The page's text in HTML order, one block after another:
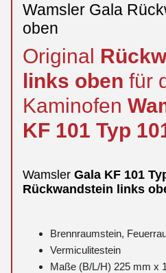
Wamsler Gala
oben
Original
links oben für
Kaminofen
KF 101 Typ
Wamsler Gala KF 101
Rückwandstein links
Brennraumstein,
Vermiculitestein
Maße (B/L/H) 225 mm x